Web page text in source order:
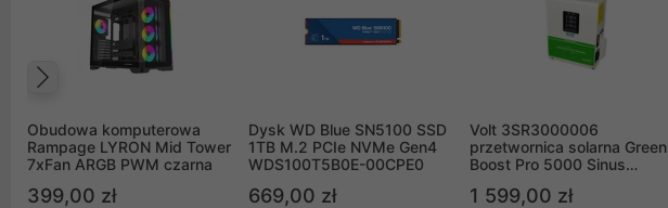
Obudowa komputerowa
Rampage LYRON Mid Tower
7xFan ARGB PWM czarna
399,00 zł
Dysk WD Blue SN5100 SSD
1TB M.2 PCIe NVMe Gen4
WDS100T5B0E-00CPE0
669,00 zł
Volt 3SR3000006
przetwornica solarna Green
Boost Pro 5000 Sinus
1 599,00 zł